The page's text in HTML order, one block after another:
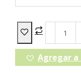
Agregar